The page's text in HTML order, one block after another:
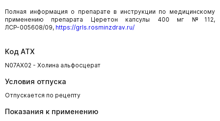
Полная информация о препарате в инструкции по медицинскому
применению препарата Церетон капсулы 400 мг №112,
ЛСР-005608/09, https://grls.rosminzdrav.ru/
Код АТХ
N07AX02 - Холина альфосцерат
Условия отпуска
Отпускается по рецепту
Показания к применению